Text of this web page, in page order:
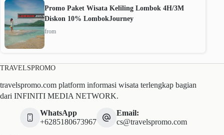
Promo Paket Wisata Keliling Lombok 4H/3M
Diskon 10% LombokJourney
from
TRAVELSPROMO
travelspromo.com platform informasi wisata terlengkap bagian
dari INFINITI MEDIA NETWORK.
WhatsApp
+6285180673967
Email:
cs@travelspromo.com